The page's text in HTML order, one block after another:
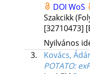
DOI WoS
Szakcikk
[32710473]
Nyilvános
3.
Kovács,
POTATO: